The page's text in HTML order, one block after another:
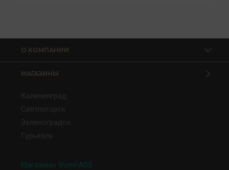
О КОМПАНИИ
МАГАЗИНЫ
Калининград
Светлогорск
Зеленоградск
Гурьевск
Магазины VomFASS